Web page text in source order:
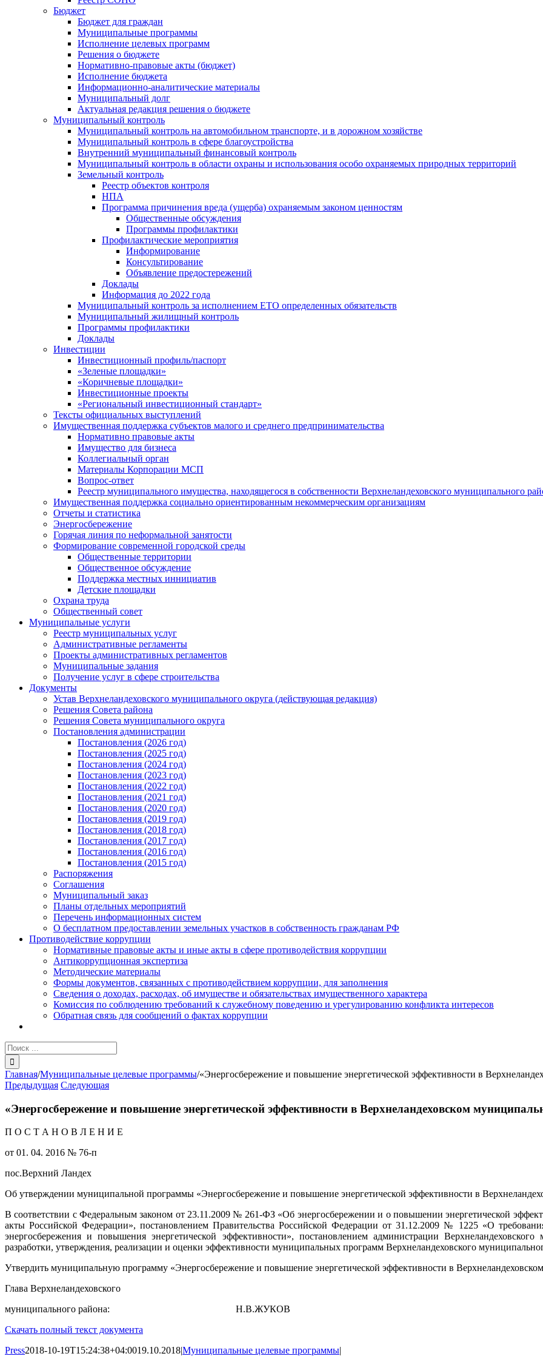
Бюджет
Бюджет для граждан
Муниципальные программы
Исполнение целевых программ
Решения о бюджете
Нормативно-правовые акты (бюджет)
Исполнение бюджета
Информационно-аналитические материалы
Муниципальный долг
Актуальная редакция решения о бюджете
Муниципальный контроль
Муниципальный контроль на автомобильном транспорте, и в дорожном хозяйстве
Муниципальный контроль в сфере благоустройства
Внутренний муниципальный финансовый контроль
Муниципальный контроль в области охраны и использования особо охраняемых природных территорий
Земельный контроль
Реестр объектов контроля
НПА
Программа причинения вреда (ущерба) охраняемым законом ценностям
Общественные обсуждения
Программы профилактики
Профилактические мероприятия
Информирование
Консультирование
Объявление предостережений
Доклады
Информация до 2022 года
Муниципальный контроль за исполнением ЕТО определенных обязательств
Муниципальный жилищный контроль
Программы профилактики
Доклады
Инвестиции
Инвестиционный профиль/паспорт
«Зеленые площадки»
«Коричневые площадки»
Инвестиционные проекты
«Региональный инвестиционный стандарт»
Тексты официальных выступлений
Имущественная поддержка субъектов малого и среднего предпринимательства
Нормативно правовые акты
Имущество для бизнеса
Коллегиальный орган
Материалы Корпорации МСП
Вопрос-ответ
Реестр муниципального имущества, находящегося в собственности Верхнеландеховского муниципального
Имущественная поддержка социально ориентированным некоммерческим организациям
Отчеты и статистика
Энергосбережение
Горячая линия по неформальной занятости
Формирование современной городской среды
Общественные территории
Общественное обсуждение
Поддержка местных иннициатив
Детские площадки
Охрана труда
Общественный совет
Муниципальные услуги
Реестр муниципальных услуг
Административные регламенты
Проекты административных регламентов
Муниципальные задания
Получение услуг в сфере строительства
Документы
Устав Верхнеландеховского муниципального округа (действующая редакция)
Решения Совета района
Решения Совета муниципального округа
Постановления администрации
Постановления (2026 год)
Постановления (2025 год)
Постановления (2024 год)
Постановления (2023 год)
Постановления (2022 год)
Постановления (2021 год)
Постановления (2020 год)
Постановления (2019 год)
Постановления (2018 год)
Постановления (2017 год)
Постановления (2016 год)
Постановления (2015 год)
Распоряжения
Соглашения
Муниципальный заказ
Планы отдельных мероприятий
Перечень информационных систем
О бесплатном предоставлении земельных участков в собственность гражданам РФ
Противодействие коррупции
Нормативные правовые акты и иные акты в сфере противодействия коррупции
Антикоррупционная экспертиза
Методические материалы
Формы документов, связанных с противодействием коррупции, для заполнения
Сведения о доходах, расходах, об имуществе и обязательствах имущественного характера
Комиссия по соблюдению требований к служебному поведению и урегулированию конфликта интересов
Обратная связь для сообщений о фактах коррупции
Результат
поиска:
Главная/Муниципальные целевые программы/«Энергосбережение и повышение энергетической эффективности в
Предыдущая Следующая
«Энергосбережение и повышение энергетической эффективности в Верхнеландеховском
П О С Т А Н О В Л Е Н И Е
от 01. 04. 2016 № 76-п
пос.Верхний Ландех
Об утверждении муниципальной программы «Энергосбережение и повышение энергетической эффективности в
В соответствии с Федеральным законом от 23.11.2009 № 261-ФЗ «Об энергосбережении и о повышении энергетической
акты Российской Федерации», постановлением Правительства Российской Федерации от 31.12.2009 № 1225 «О
энергосбережения и повышения энергетической эффективности», постановлением администрации
разработки, утверждения, реализации и оценки эффективности муниципальных программ Верхнеландеховского
Утвердить муниципальную программу «Энергосбережение и повышение энергетической эффективности в
Глава Верхнеландеховского
муниципального района: Н.В.ЖУКОВ
Скачать полный текст документа
Press2018-10-19T15:24:38+04:0019.10.2018|Муниципальные целевые программы|